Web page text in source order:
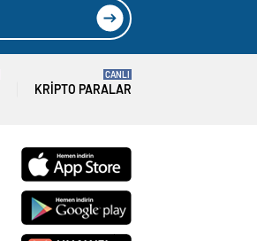
KRIPTO PARALAR
CANLI